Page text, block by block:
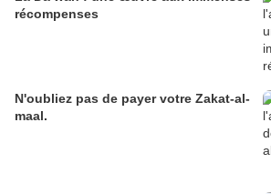
récompenses
N'oubliez pas de payer votre Zakat-al-
maal.